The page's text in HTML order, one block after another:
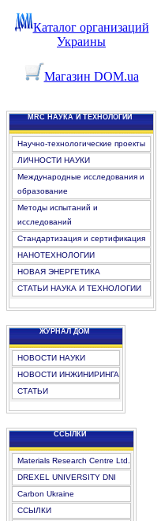
Каталог организаций
Украины
Магазин DOM.ua
MRC НАУКА И ТЕХНОЛОГИИ
Научно-технологические проекты
ЛИЧНОСТИ НАУКИ
Международные исследования и
образование
Методы испытаний и
исследований
Стандартизация и сертификация
НАНОТЕХНОЛОГИИ
НОВАЯ ЭНЕРГЕТИКА
СТАТЬИ НАУКА И ТЕХНОЛОГИИ
ЖУРНАЛ ДОМ
НОВОСТИ НАУКИ
НОВОСТИ ИНЖИНИРИНГА
СТАТЬИ
CCЫЛКИ
Materials Research Centre Ltd.
DREXEL UNIVERSITY DNI
Carbon Ukraine
ССЫЛКИ